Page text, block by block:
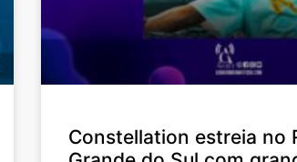
Constellation estreia no